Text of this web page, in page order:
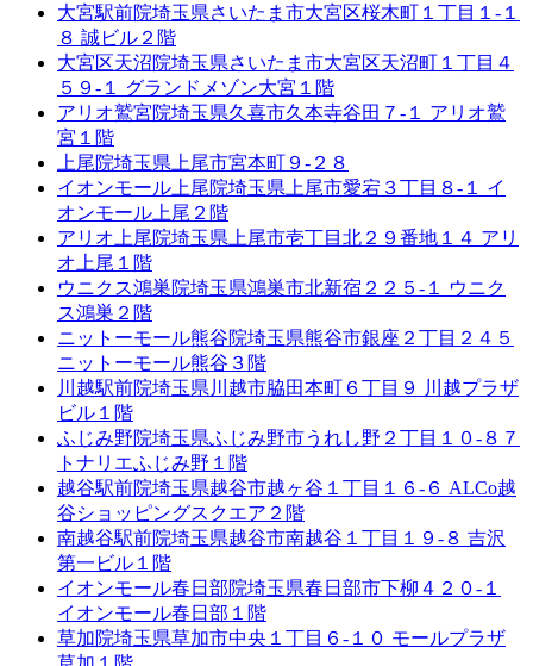
大宮駅前院埼玉県さいたま市大宮区桜木町１丁目１-１
８ 誠ビル２階
大宮区天沼院埼玉県さいたま市大宮区天沼町１丁目４
５９-１ グランドメゾン大宮１階
アリオ鷲宮院埼玉県久喜市久本寺谷田７-１ アリオ鷲
宮１階
上尾院埼玉県上尾市宮本町９-２８
イオンモール上尾院埼玉県上尾市愛宕３丁目８-１ イ
オンモール上尾２階
アリオ上尾院埼玉県上尾市壱丁目北２９番地１４ アリ
オ上尾１階
ウニクス鴻巣院埼玉県鴻巣市北新宿２２５-１ ウニク
ス鴻巣２階
ニットーモール熊谷院埼玉県熊谷市銀座２丁目２４５
ニットーモール熊谷３階
川越駅前院埼玉県川越市脇田本町６丁目９ 川越プラザ
ビル１階
ふじみ野院埼玉県ふじみ野市うれし野２丁目１０-８７
トナリエふじみ野１階
越谷駅前院埼玉県越谷市越ヶ谷１丁目１６-６ ALCo越
谷ショッピングスクエア２階
南越谷駅前院埼玉県越谷市南越谷１丁目１９-８ 吉沢
第一ビル１階
イオンモール春日部院埼玉県春日部市下柳４２０-１
イオンモール春日部１階
草加院埼玉県草加市中央１丁目６-１０ モールプラザ